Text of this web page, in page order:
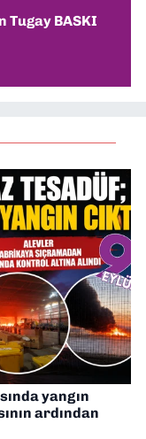
Tugay BASKI
yangın
ardından